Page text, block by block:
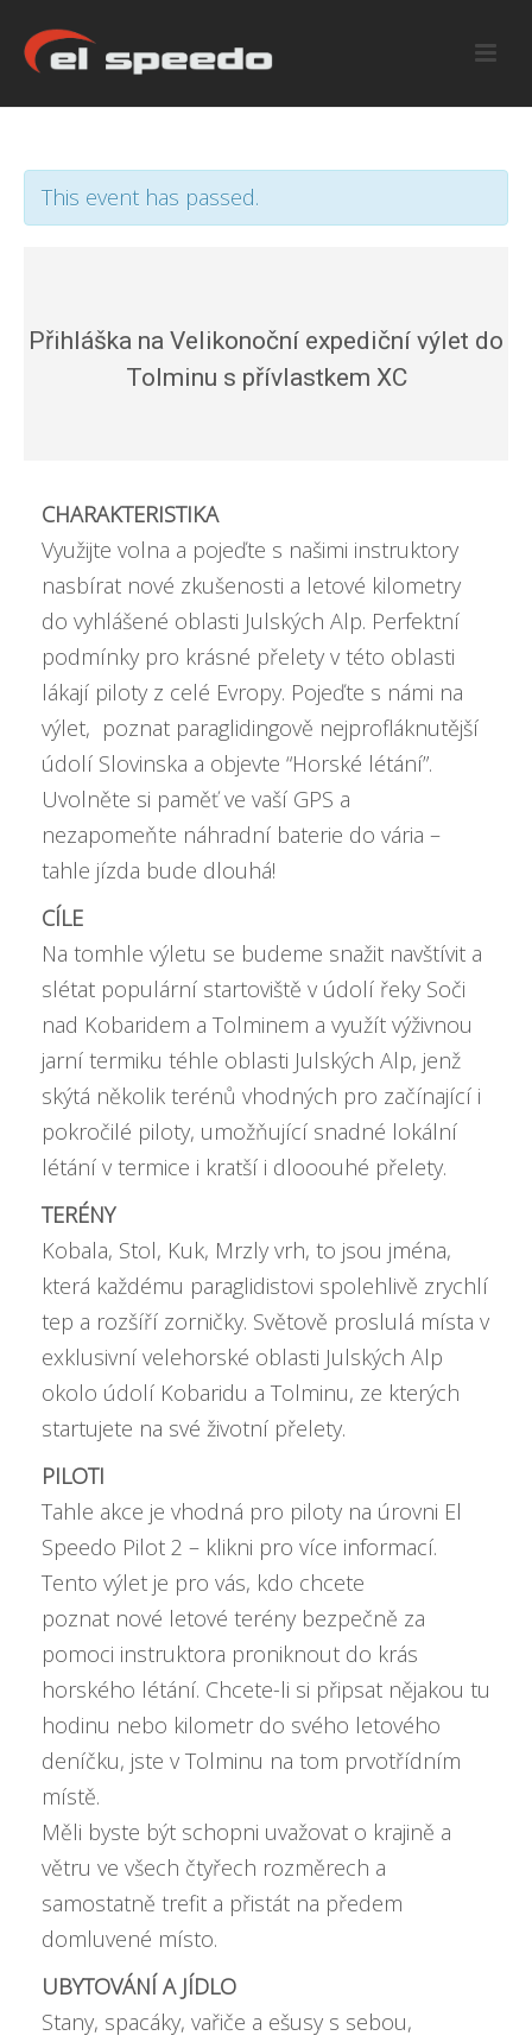
This event has passed.
Přihláška na Velikonoční expediční výlet do
Tolminu s přívlastkem XC
CHARAKTERISTIKA
Využijte volna a pojeďte s našimi instruktory
nasbírat nové zkušenosti a letové kilometry
do vyhlášené oblasti Julských Alp. Perfektní
podmínky pro krásné přelety v této oblasti
lákají piloty z celé Evropy. Pojeďte s námi na
výlet, poznat paraglidingově nejprofláknutější
údolí Slovinska a objevte “Horské létání”.
Uvolněte si paměť ve vaší GPS a
nezapomeňte náhradní baterie do vária –
tahle jízda bude dlouhá!
CÍLE
Na tomhle výletu se budeme snažit navštívit a
slétat populární startoviště v údolí řeky Soči
nad Kobaridem a Tolminem a využít výživnou
jarní termiku téhle oblasti Julských Alp, jenž
skýtá několik terénů vhodných pro začínající i
pokročilé piloty, umožňující snadné lokální
létání v termice i kratší i dlooouhé přelety.
TERÉNY
Kobala, Stol, Kuk, Mrzly vrh, to jsou jména,
která každému paraglidistovi spolehlivě zrychlí
tep a rozšíří zorničky. Světově proslulá místa v
exklusivní velehorské oblasti Julských Alp
okolo údolí Kobaridu a Tolminu, ze kterých
startujete na své životní přelety.
PILOTI
Tahle akce je vhodná pro piloty na úrovni El
Speedo Pilot 2 – klikni pro více informací.
Tento výlet je pro vás, kdo chcete
poznat nové letové terény bezpečně za
pomoci instruktora proniknout do krás
horského létání. Chcete-li si připsat nějakou tu
hodinu nebo kilometr do svého letového
deníčku, jste v Tolminu na tom prvotřídním
místě.
Měli byste být schopni uvažovat o krajině a
větru ve všech čtyřech rozměrech a
samostatně trefit a přistát na předem
domluvené místo.
UBYTOVÁNÍ A JÍDLO
Stany, spacáky, vařiče a ešusy s sebou,